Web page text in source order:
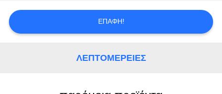
ΜΑΣ
ΕΠΑΦΉ!
ΛΕΠΤΟΜΈΡΕΙΕΣ